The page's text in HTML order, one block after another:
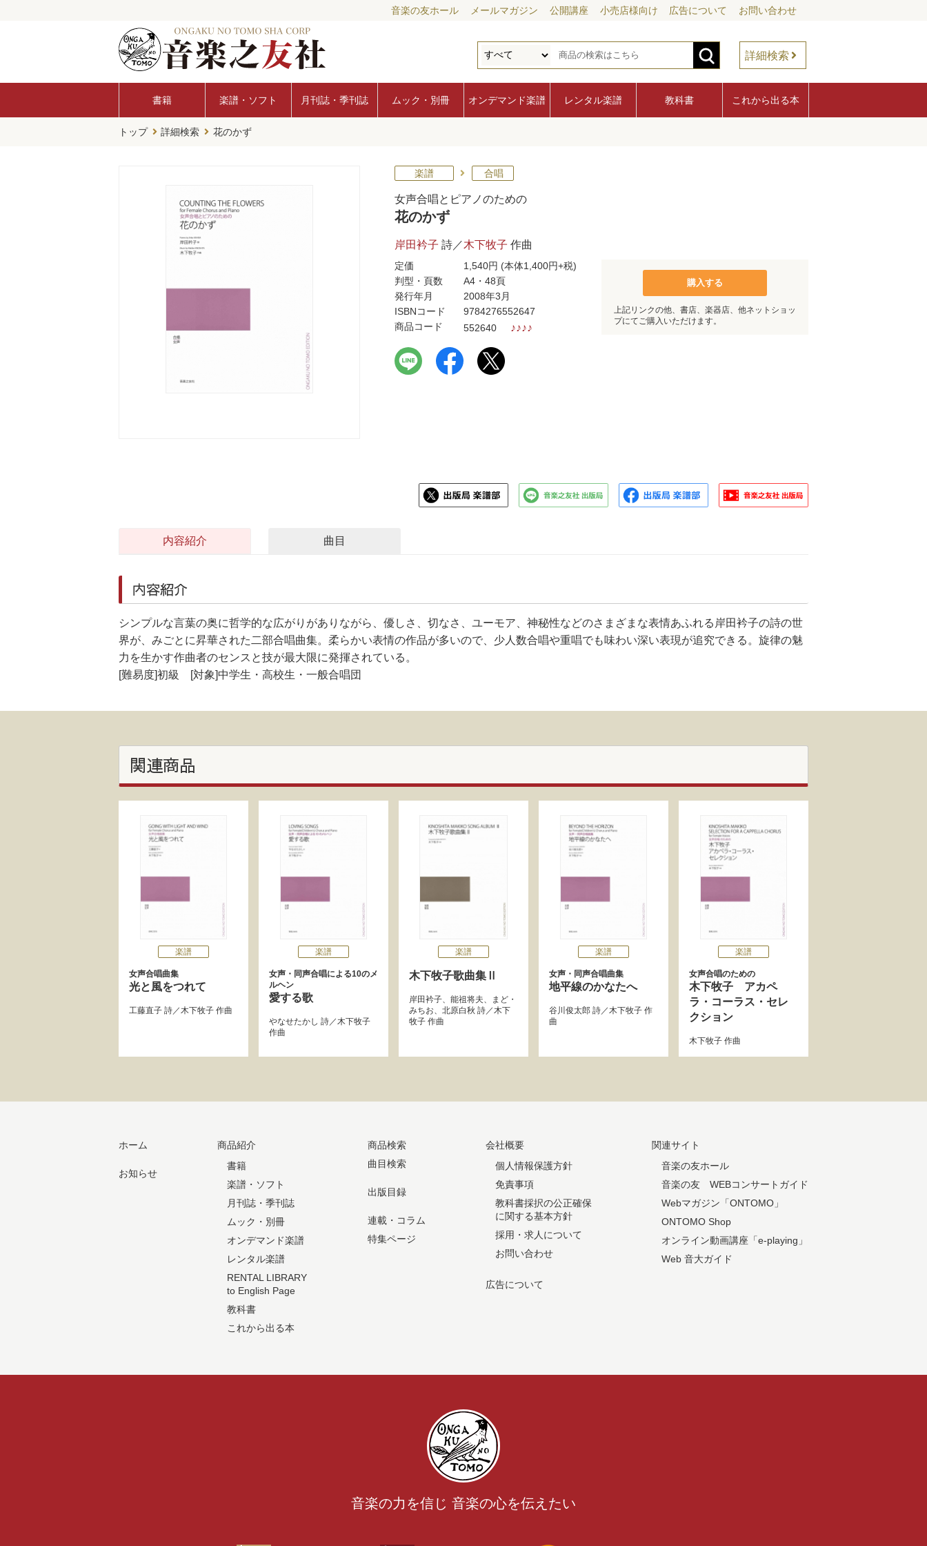
音楽の友ホール メールマガジン 公開講座 小売店様向け 広告について お問い合わせ
詳細検索
書籍 楽譜・ソフト 月刊誌・季刊誌 ムック・別冊 オンデマンド楽譜 レンタル楽譜 教科書 これから出る本
トップ 詳細検索 花のかず
楽譜 合唱
女声合唱とピアノのための
花のかず
岸田衿子 詩／木下牧子 作曲
定価 1,540円 (本体1,400円+税)
判型・頁数
A4・48頁
発行年月
2008年3月
ISBNコード
9784276552647
商品コード
552640 ♪♪♪♪
購入する
上記リンクの他、書店、楽器店、他ネットショッ
プにてご購入いただけます。
内容紹介 曲目
内容紹介
シンプルな言葉の奥に哲学的な広がりがありながら、優しさ、切なさ、ユーモア、神秘性などのさまざまな表情あふれる岸田衿子の詩の世
界が、みごとに昇華された二部合唱曲集。柔らかい表情の作品が多いので、少人数合唱や重唱でも味わい深い表現が追究できる。旋律の魅
力を生かす作曲者のセンスと技が最大限に発揮されている。
[難易度]初級 [対象]中学生・高校生・一般合唱団
関連商品
楽譜
女声合唱曲集
光と風をつれて
工藤直子 詩／木下牧子 作曲
楽譜
女声・同声合唱による10のメ
ルヘン
愛する歌
やなせたかし 詩／木下牧子
作曲
楽譜
木下牧子歌曲集Ⅱ
岸田衿子、 能祖将夫、
まど・
みちお、 北原白秋 詩／木下
牧子 作曲
楽譜
女声・同声合唱曲集
地平線のかなたへ
谷川俊太郎 詩／木下牧子 作
曲
楽譜
女声合唱のための
木下牧子 アカペ
ラ・コーラス・セレ
クション
木下牧子 作曲
ホーム
お知らせ
商品紹介
書籍
楽譜・ソフト
月刊誌・季刊誌
ムック・別冊
オンデマンド楽譜
レンタル楽譜
RENTAL LIBRARY
to English Page
教科書
これから出る本
商品検索
曲目検索
出版目録
連載・コラム
特集ページ
会社概要
個人情報保護方針
免責事項
教科書採択の公正確保
に関する基本方針
採用・求人について
お問い合わせ
広告について
関連サイト
音楽の友ホール
音楽の友 WEBコンサートガイド
Webマガジン「ONTOMO」
ONTOMO Shop
オンライン動画講座「e-playing」
Web 音大ガイド
音楽の力を信じ 音楽の心を伝えたい